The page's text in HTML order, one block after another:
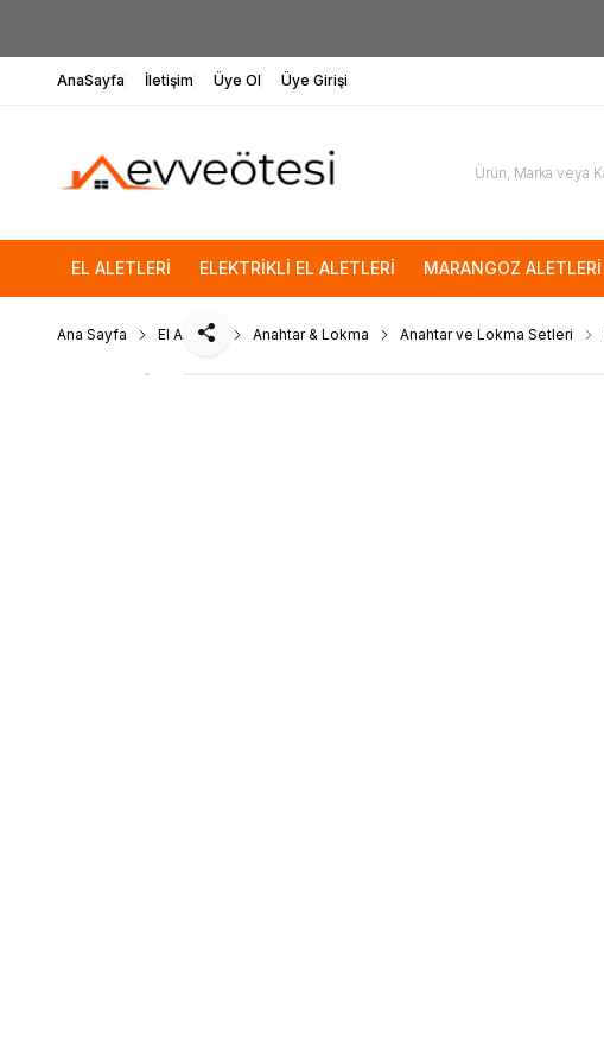
AnaSayfa İletişim Üye Ol Üye Girişi
EL ALETLERİ ELEKTRİKLİ EL ALETLERİ MARANGOZ ALETLERİ
Ana Sayfa El Aletleri Anahtar & Lokma Anahtar ve Lokma Setleri
Paylaş